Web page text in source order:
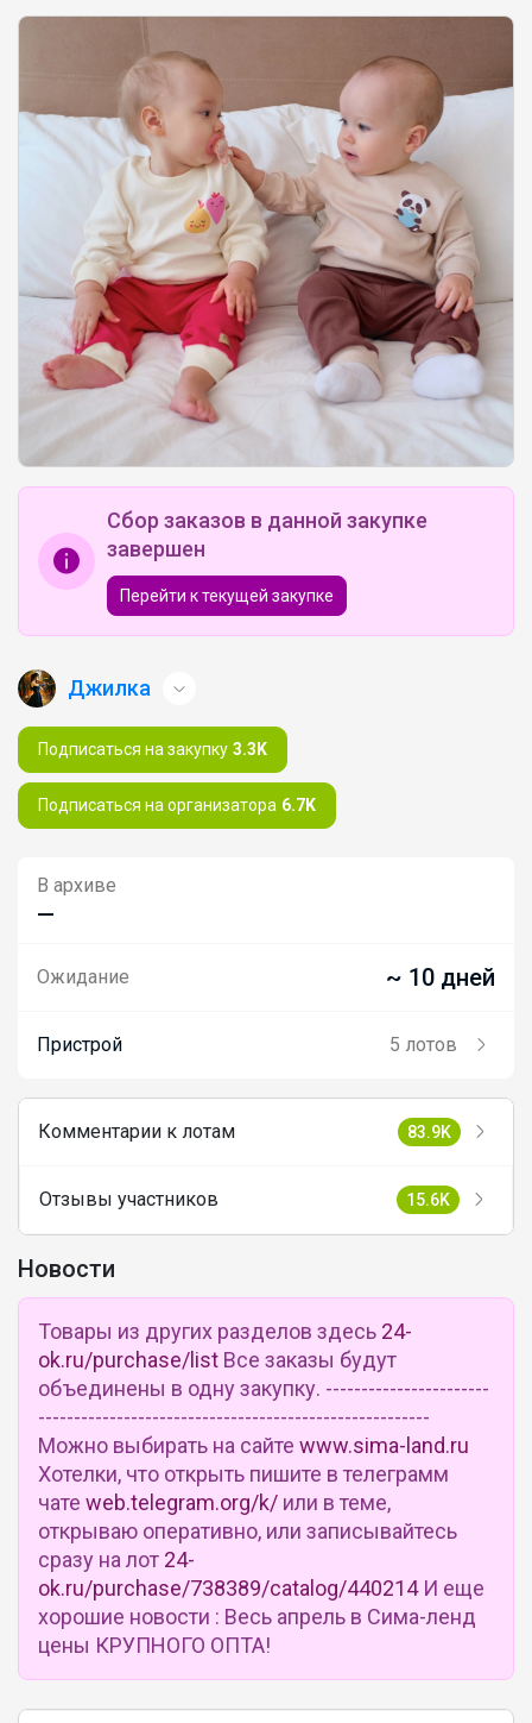
Сбор заказов в данной закупке
завершен
Перейти к текущей закупке
Джилка
Подписаться на закупку 3.3K
Подписаться на организатора 6.7K
В архиве
—
Ожидание ~ 10 дней
Пристрой 5 лотов
Комментарии к лотам 83.9K
Отзывы участников 15.6K
Новости
Товары из других разделов здесь 24-
ok.ru/purchase/list Все заказы будут
объединены в одну закупку. -----------------------
-------------------------------------------------------
Можно выбирать на сайте www.sima-land.ru
Хотелки, что открыть пишите в телеграмм
чате web.telegram.org/k/ или в теме,
открываю оперативно, или записывайтесь
сразу на лот 24-
ok.ru/purchase/738389/catalog/440214И еще
хорошие новости : Весь апрель в Сима-ленд
цены КРУПНОГО ОПТА!